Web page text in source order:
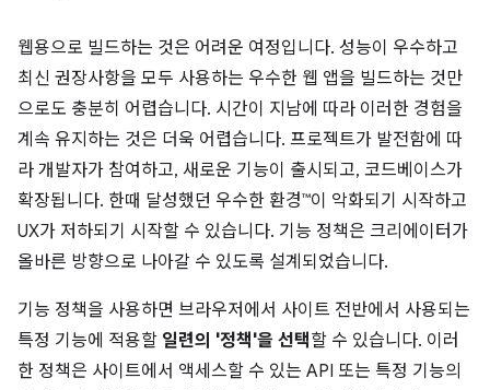
웹용으로 빌드하는 것은 어려운 여정입니다. 성능이 우수하고
최신 권장사항을 모두 사용하는 우수한 웹 앱을 빌드하는 것만
으로도 충분히 어렵습니다. 시간이 지남에 따라 이러한 경험을
계속 유지하는 것은 더욱 어렵습니다. 프로젝트가 발전함에 따
라 개발자가 참여하고, 새로운 기능이 출시되고, 코드베이스가
확장됩니다. 한때 달성했던 우수한 환경™이 악화되기 시작하고
UX가 저하되기 시작할 수 있습니다. 기능 정책은 크리에이터가
올바른 방향으로 나아갈 수 있도록 설계되었습니다.
기능 정책을 사용하면 브라우저에서 사이트 전반에서 사용되는
특정 기능에 적용할 일련의 '정책'을 선택할 수 있습니다. 이러
한 정책은 사이트에서 액세스할 수 있는 API 또는 특정 기능의